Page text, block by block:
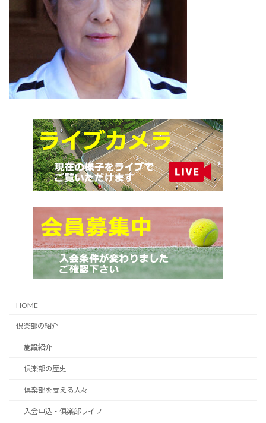
HOME
倶楽部の紹介
施設紹介
倶楽部の歴史
倶楽部を支える人々
入会申込・倶楽部ライフ